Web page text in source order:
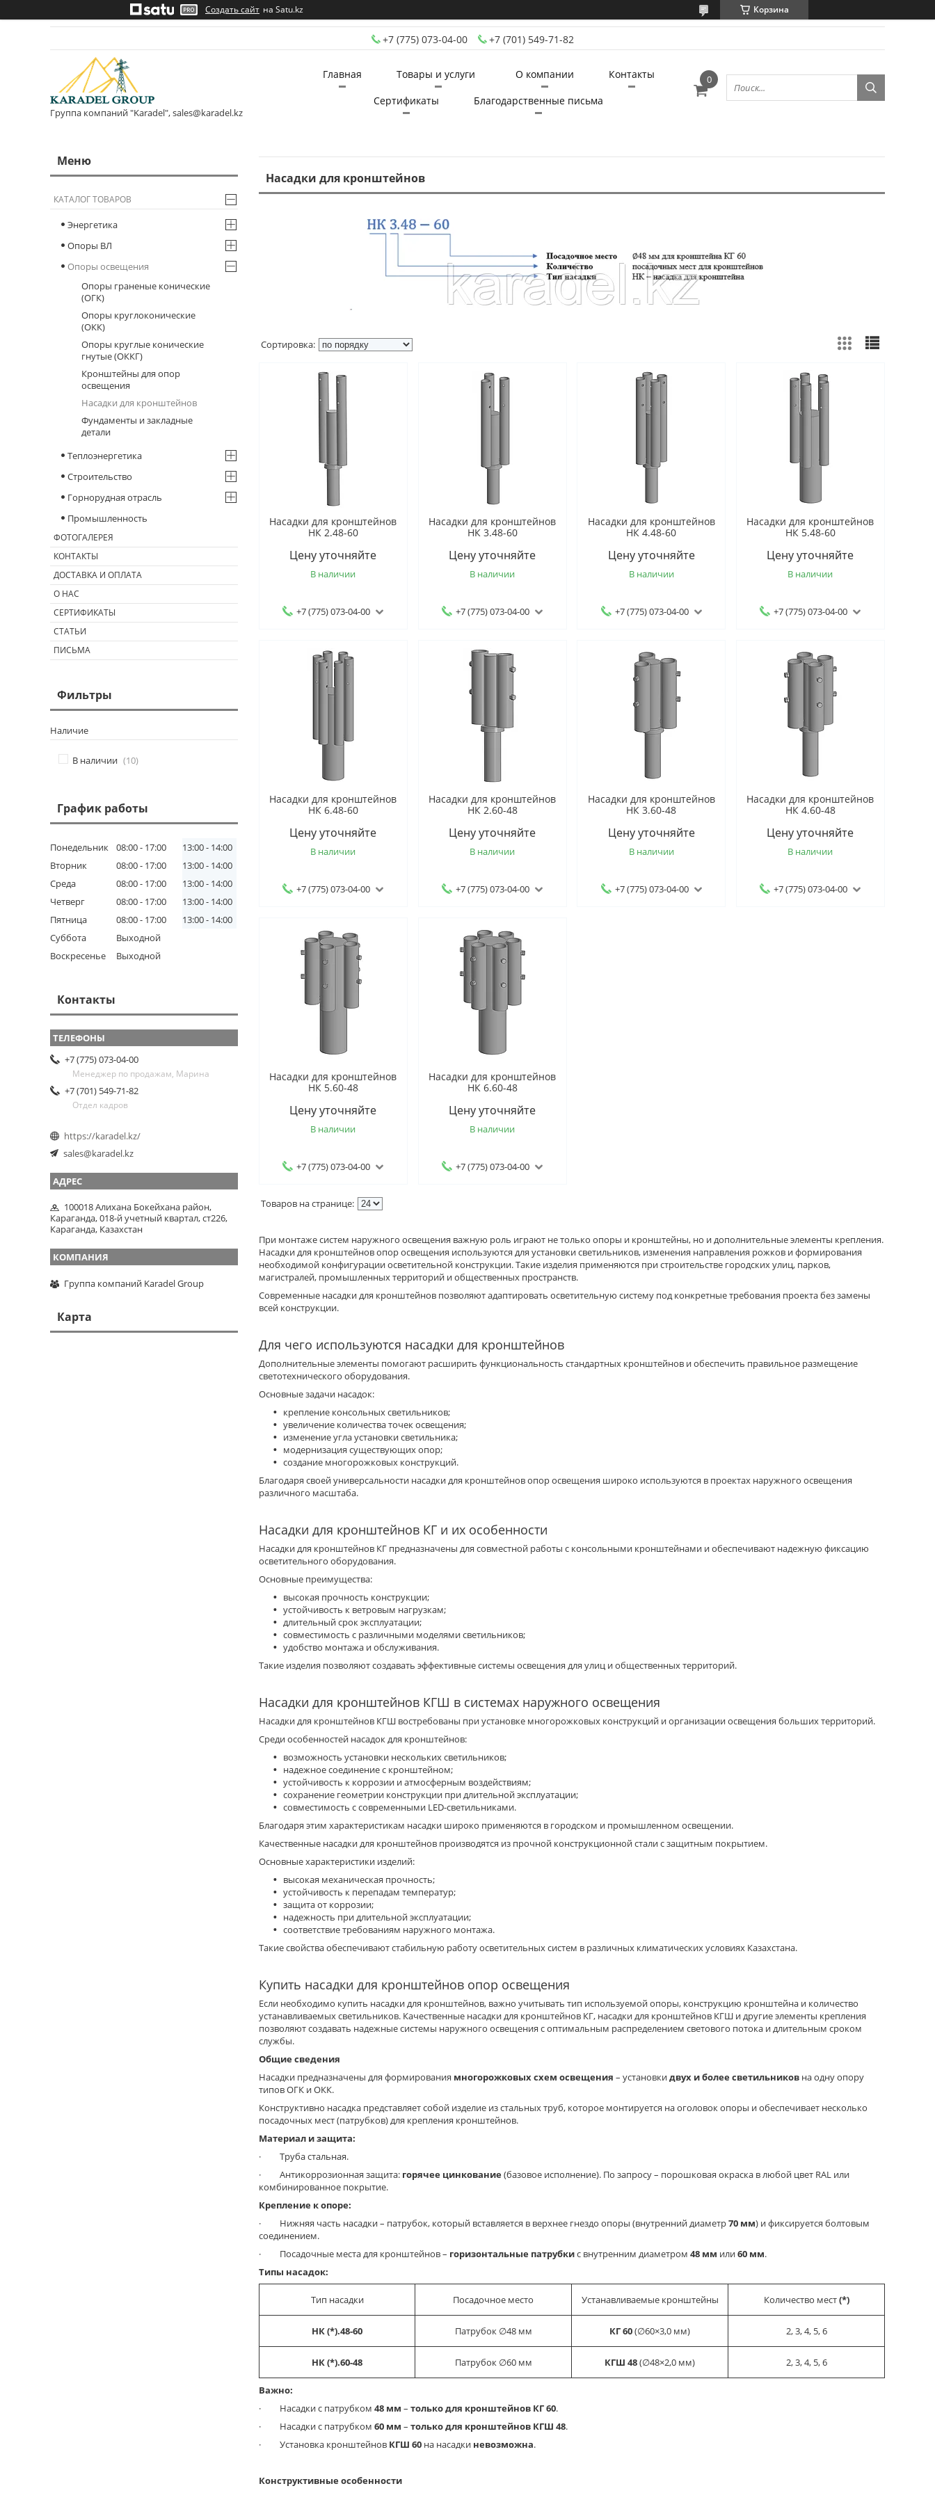
Создать сайт на Satu.kz Корзина
+7 (775) 073-04-00 +7 (701) 549-71-82
Группа компаний "Karadel", sales@karadel.kz
Главная Товары и услуги О компании
Контакты
Сертификаты
Благодарственные письма
Насадки для кронштейнов
Насадки для кронштейнов
НК 2.48-60
Цену уточняйте
В наличии
+7 (775) 073-04-00
Насадки для кронштейнов
НК 3.48-60
Цену уточняйте
В наличии
+7 (775) 073-04-00
Насадки для кронштейнов
НК 4.48-60
Цену уточняйте
В наличии
+7 (775) 073-04-00
Насадки для кронштейнов
НК 5.48-60
Цену уточняйте
В наличии
+7 (775) 073-04-00
Насадки для кронштейнов
НК 6.48-60
Цену уточняйте
В наличии
+7 (775) 073-04-00
Насадки для кронштейнов
НК 2.60-48
Цену уточняйте
В наличии
+7 (775) 073-04-00
Насадки для кронштейнов
НК 3.60-48
Цену уточняйте
В наличии
+7 (775) 073-04-00
Насадки для кронштейнов
НК 4.60-48
Цену уточняйте
В наличии
+7 (775) 073-04-00
Насадки для кронштейнов
НК 5.60-48
Цену уточняйте
В наличии
+7 (775) 073-04-00
Насадки для кронштейнов
НК 6.60-48
Цену уточняйте
В наличии
+7 (775) 073-04-00
При монтаже систем наружного освещения важную роль играют не только опоры и кронштейны, но и дополнительные элементы крепления.
Насадки для кронштейнов опор освещения используются для установки светильников, изменения направления рожков и формирования
необходимой конфигурации осветительной конструкции. Такие изделия применяются при строительстве городских улиц, парков,
магистралей, промышленных территорий и общественных пространств.
Современные насадки для кронштейнов позволяют адаптировать осветительную систему под конкретные требования проекта без замены
всей конструкции.
Для чего используются насадки для кронштейнов
Дополнительные элементы помогают расширить функциональность стандартных кронштейнов и обеспечить правильное размещение
светотехнического оборудования.
Основные задачи насадок:
крепление консольных светильников;
увеличение количества точек освещения;
изменение угла установки светильника;
модернизация существующих опор;
создание многорожковых конструкций.
Благодаря своей универсальности насадки для кронштейнов опор освещения широко используются в проектах наружного освещения
различного масштаба.
Насадки для кронштейнов КГ и их особенности
Насадки для кронштейнов КГ предназначены для совместной работы с консольными кронштейнами и обеспечивают надежную фиксацию
осветительного оборудования.
Основные преимущества:
высокая прочность конструкции;
устойчивость к ветровым нагрузкам;
длительный срок эксплуатации;
совместимость с различными моделями светильников;
удобство монтажа и обслуживания.
Такие изделия позволяют создавать эффективные системы освещения для улиц и общественных территорий.
Насадки для кронштейнов КГШ в системах наружного освещения
Насадки для кронштейнов КГШ востребованы при установке многорожковых конструкций и организации освещения больших территорий.
Среди особенностей насадок для кронштейнов:
возможность установки нескольких светильников;
надежное соединение с кронштейном;
устойчивость к коррозии и атмосферным воздействиям;
сохранение геометрии конструкции при длительной эксплуатации;
совместимость с современными LED-светильниками.
Благодаря этим характеристикам насадки широко применяются в городском и промышленном освещении.
Качественные насадки для кронштейнов производятся из прочной конструкционной стали с защитным покрытием.
Основные характеристики изделий:
высокая механическая прочность;
устойчивость к перепадам температур;
защита от коррозии;
надежность при длительной эксплуатации;
соответствие требованиям наружного монтажа.
Такие свойства обеспечивают стабильную работу осветительных систем в различных климатических условиях Казахстана.
Купить насадки для кронштейнов опор освещения
Если необходимо купить насадки для кронштейнов, важно учитывать тип используемой опоры, конструкцию кронштейна и количество
устанавливаемых светильников. Качественные насадки для кронштейнов КГ, насадки для кронштейнов КГШ и другие элементы крепления
позволяют создавать надежные системы наружного освещения с оптимальным распределением светового потока и длительным сроком
службы.
Общие сведения
Насадки предназначены для формирования многорожковых схем освещения – установкидвух и более светильников на одну опору
типов ОГК и ОКК.
Конструктивно насадка представляет собой изделие из стальных труб, которое монтируется на оголовок опоры и обеспечивает несколько
посадочных мест (патрубков) для крепления кронштейнов.
Материал и защита:
· Труба стальная.
· Антикоррозионная защита: горячее цинкование (базовое исполнение). По запросу – порошковая окраска в любой цвет RAL или
комбинированное покрытие.
Крепление к опоре:
· Нижняя часть насадки – патрубок, который вставляется в верхнее гнездо опоры (внутренний диаметр70 мм) и фиксируется болтовым
соединением.
· Посадочные места для кронштейнов – горизонтальные патрубкис внутренним диаметром 48 мм или60 мм.
Типы насадок:
Тип насадки Посадочное место Устанавливаемые кронштейны Количество мест(*)
НК (*).48-60 Патрубок ∅48 мм КГ 60(∅60×3,0 мм) 2, 3, 4, 5, 6
НК (*).60-48 Патрубок ∅60 мм КГШ 48(∅48×2,0 мм) 2, 3, 4, 5, 6
Важно:
· Насадки с патрубком 48 мм – только для кронштейнов КГ 60.
· Насадки с патрубком 60 мм – только для кронштейнов КГШ 48.
· Установка кронштейнов КГШ 60 на насадки невозможна.
Конструктивные особенности
КАТАЛОГ ТОВАРОВ
Энергетика
Опоры ВЛ
Опоры освещения
Опоры граненые конические
(ОГК)
Опоры круглоконические
(ОКК)
Опоры круглые конические
гнутые (ОККГ)
Кронштейны для опор
освещения
Насадки для кронштейнов
Фундаменты и закладные
детали
Теплоэнергетика
Строительство
Горнорудная отрасль
Промышленность
ФОТОГАЛЕРЕЯ
КОНТАКТЫ
ДОСТАВКА И ОПЛАТА
О НАС
СЕРТИФИКАТЫ
СТАТЬИ
ПИСЬМА
Фильтры
Наличие
В наличии 10
График работы
Понедельник 08:00 17:00 13:00
14:00
Вторник
08:00 17:00 13:00
14:00
Среда
08:00 17:00 13:00
14:00
Четверг
08:00 17:00 13:00
14:00
Пятница
08:00 17:00 13:00
14:00
Суббота
Выходной
Воскресенье
Выходной
Контакты
+7 (775) 073-04-00
Менеджер по продажам, Марина
+7 (701) 549-71-82
Отдел кадров
https://karadel.kz/
sales@karadel.kz
100018 Алихана Бокейхана район,
Караганда, 018-й учетный квартал, ст226,
Караганда, Казахстан
Группа компаний Karadel Group
Карта